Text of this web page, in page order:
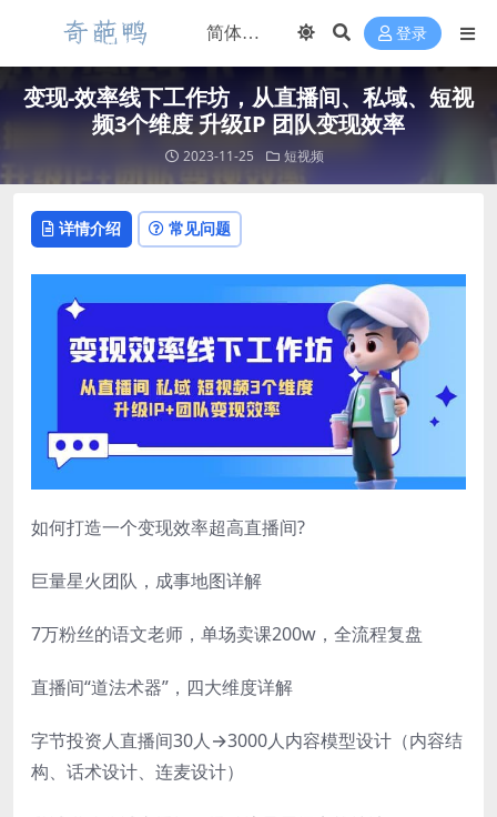
登录
变现-效率线下工作坊，从直播间、私域、短视
频3个维度 升级IP 团队变现效率
2023-11-25 短视频
详情介绍 常见问题
如何打造一个变现效率超高直播间?
巨量星火团队，成事地图详解
7万粉丝的语文老师，单场卖课200w，全流程复盘
直播间“道法术器”，四大维度详解
字节投资人直播间30人→3000人内容模型设计（内容结
构、话术设计、连麦设计）